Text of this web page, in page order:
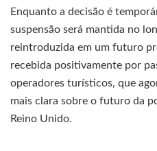
Enquanto a decisão é
suspensão será mantida no
reintroduzida em um futuro
recebida positivamente por
operadores turísticos, que
mais clara sobre o futuro da
Reino Unido.